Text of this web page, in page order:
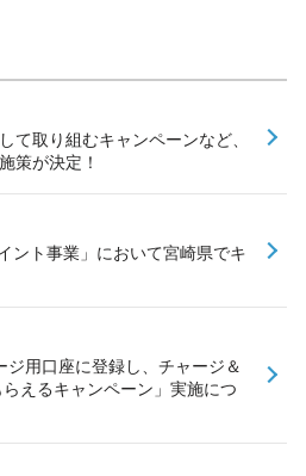
て取り組むキャンペーンなど、
策が決定！
ント事業」において宮崎県でキ
ジ用口座に登録し、チャージ＆
えるキャンペーン」実施につ